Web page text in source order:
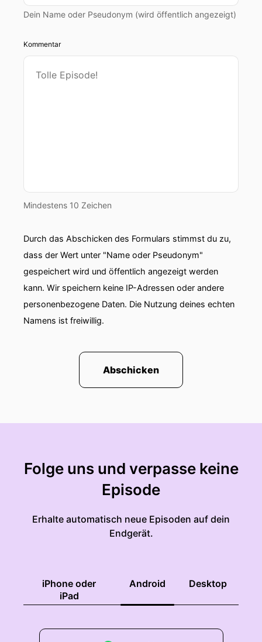
Dein Name oder Pseudonym (wird öffentlich angezeigt)
Kommentar
Mindestens 10 Zeichen
Durch das Abschicken des Formulars stimmst du zu,
dass der Wert unter "Name oder Pseudonym"
gespeichert wird und öffentlich angezeigt werden
kann. Wir speichern keine IP-Adressen oder andere
personenbezogene Daten. Die Nutzung deines echten
Namens ist freiwillig.
Abschicken
Folge uns und verpasse keine
Episode
Erhalte automatisch neue Episoden auf dein
Endgerät.
iPhone oder
iPad
Android Desktop